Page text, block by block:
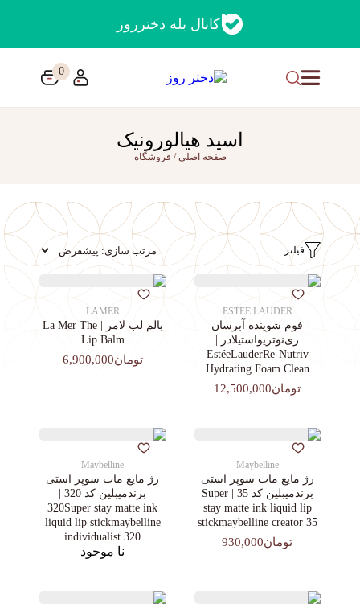
کانال بله دخترروز
0
اسید هیالورونیک
صفحه اصلی/ فروشگاه
فیلتر
ESTEE LAUDER
فوم شوینده آبرسان
ری‌نوتریواستیلادر |
EstéeLauderRe-Nutriv
Hydrating Foam Clean
تومان12,500,000
LAMER
بالم لب لامر | La Mer The
Lip Balm
تومان6,900,000
Maybelline
رژ مایع مات سوپر استی‌
برندمیبلین کد 35 | Super
stay matte ink liquid lip
stickmaybelline creator 35
تومان930,000
Maybelline
رژ مایع مات سوپر استی‌
برندمیبلین کد 320 |
320Super stay matte ink
liquid lip stickmaybelline
individualist 320
نا موجود